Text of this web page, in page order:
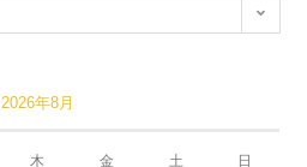
2026年8月
木 金 土 日